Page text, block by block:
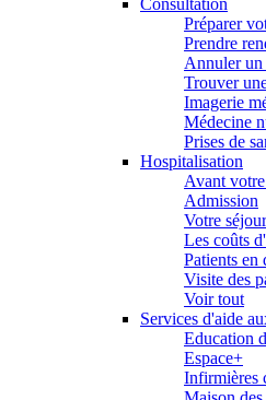
Consultation
Préparer
Prendre
Annuler un
Trouver
Imagerie
Médecine
Prises de
Hospitalisation
Avant
Admission
Votre séjour
Les coûts
Patients en
Visite des
Voir tout
Services d'aide
Education
Espace+
Infirmières